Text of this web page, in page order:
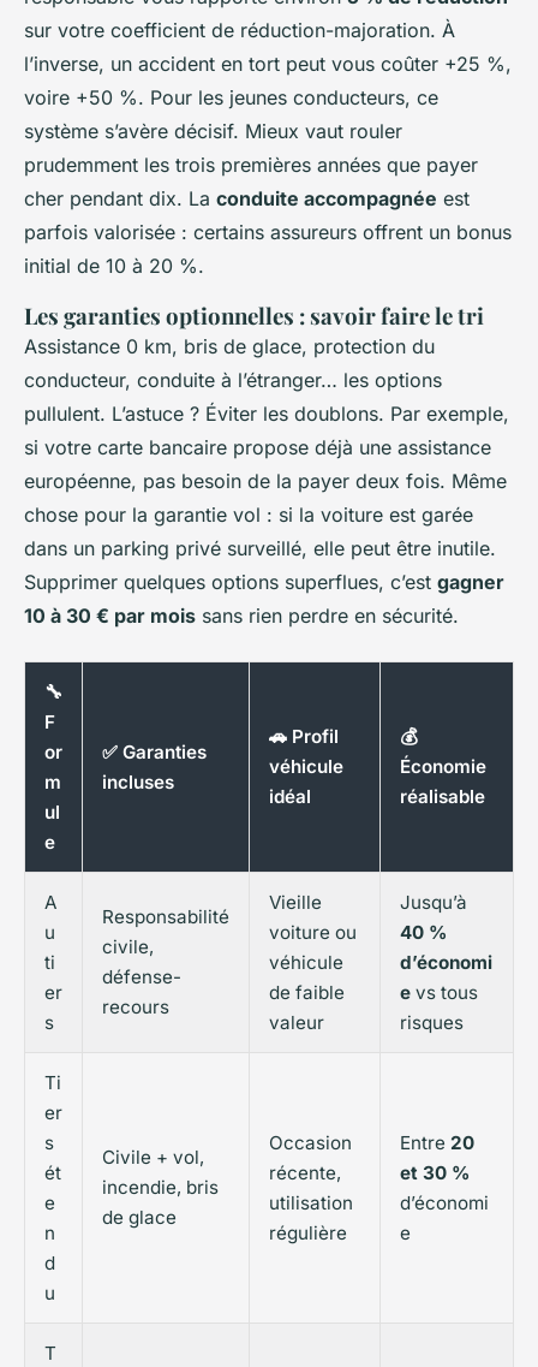
sur votre coefficient de réduction-majoration. À
l’inverse, un accident en tort peut vous coûter +25 %,
voire +50 %. Pour les jeunes conducteurs, ce
système s’avère décisif. Mieux vaut rouler
prudemment les trois premières années que payer
cher pendant dix. La conduite accompagnée est
parfois valorisée : certains assureurs offrent un bonus
initial de 10 à 20 %.
Les garanties optionnelles : savoir faire le tri
Assistance 0 km, bris de glace, protection du
conducteur, conduite à l’étranger… les options
pullulent. L’astuce ? Éviter les doublons. Par exemple,
si votre carte bancaire propose déjà une assistance
européenne, pas besoin de la payer deux fois. Même
chose pour la garantie vol : si la voiture est garée
dans un parking privé surveillé, elle peut être inutile.
Supprimer quelques options superflues, c’est gagner
10 à 30 € par mois sans rien perdre en sécurité.
🔧
F
or
m
ul
e
✅ Garanties
incluses
🚗 Profil
véhicule
idéal
💰
Économie
réalisable
A
u
ti
er
s
Responsabilité
civile,
défense-
recours
Vieille
voiture ou
véhicule
de faible
valeur
Jusqu’à
40 %
d’économi
e vs tous
risques
Ti
er
s
ét
e
n
d
u
Civile + vol,
incendie, bris
de glace
Occasion
récente,
utilisation
régulière
Entre 20
et 30 %
d’économi
e
T